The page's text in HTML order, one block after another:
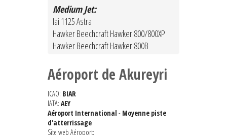
Medium Jet:
Iai 1125 Astra
Hawker Beechcraft Hawker 800/800XP
Hawker Beechcraft Hawker 800B
Aéroport de Akureyri
ICAO: BIAR
IATA: AEY
Aéroport International - Moyenne piste
d'atterrissage
Site web Aéroport: